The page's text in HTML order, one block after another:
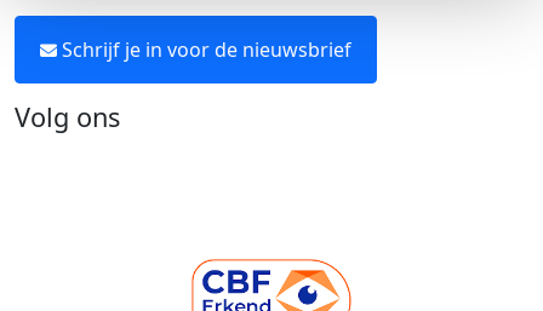
Schrijf je in voor de nieuwsbrief
Volg ons